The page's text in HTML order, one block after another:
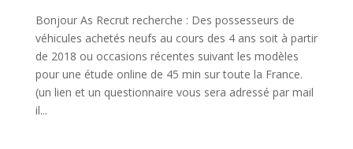
Bonjour As Recrut recherche : Des possesseurs de
véhicules achetés neufs au cours des 4 ans soit à partir
de 2018 ou occasions récentes suivant les modèles
pour une étude online de 45 min sur toute la France.
(un lien et un questionnaire vous sera adressé par mail
il...